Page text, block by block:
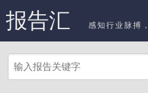
报告汇 感知行业脉搏